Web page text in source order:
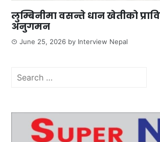
लुम्बिनीमा वसन्ते धान खेतीको
अनुगमन
June 25, 2026 by Interview Nepal
Search